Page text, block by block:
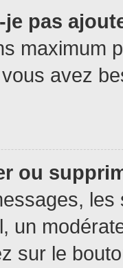
pas
maximum
avez
ou
un
sur le